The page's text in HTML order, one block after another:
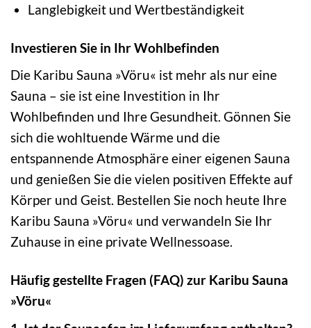
Langlebigkeit und Wertbeständigkeit
Investieren Sie in Ihr Wohlbefinden
Die Karibu Sauna »Vöru« ist mehr als nur eine
Sauna – sie ist eine Investition in Ihr
Wohlbefinden und Ihre Gesundheit. Gönnen Sie
sich die wohltuende Wärme und die
entspannende Atmosphäre einer eigenen Sauna
und genießen Sie die vielen positiven Effekte auf
Körper und Geist. Bestellen Sie noch heute Ihre
Karibu Sauna »Vöru« und verwandeln Sie Ihr
Zuhause in eine private Wellnessoase.
Häufig gestellte Fragen (FAQ) zur Karibu Sauna
»Vöru«